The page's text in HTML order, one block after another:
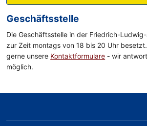
Geschäftsstelle
Die Geschäftsstelle in der Friedrich-
zur Zeit montags von 18 bis 20 Uhr
gerne unsere Kontaktformulare - wir
möglich.